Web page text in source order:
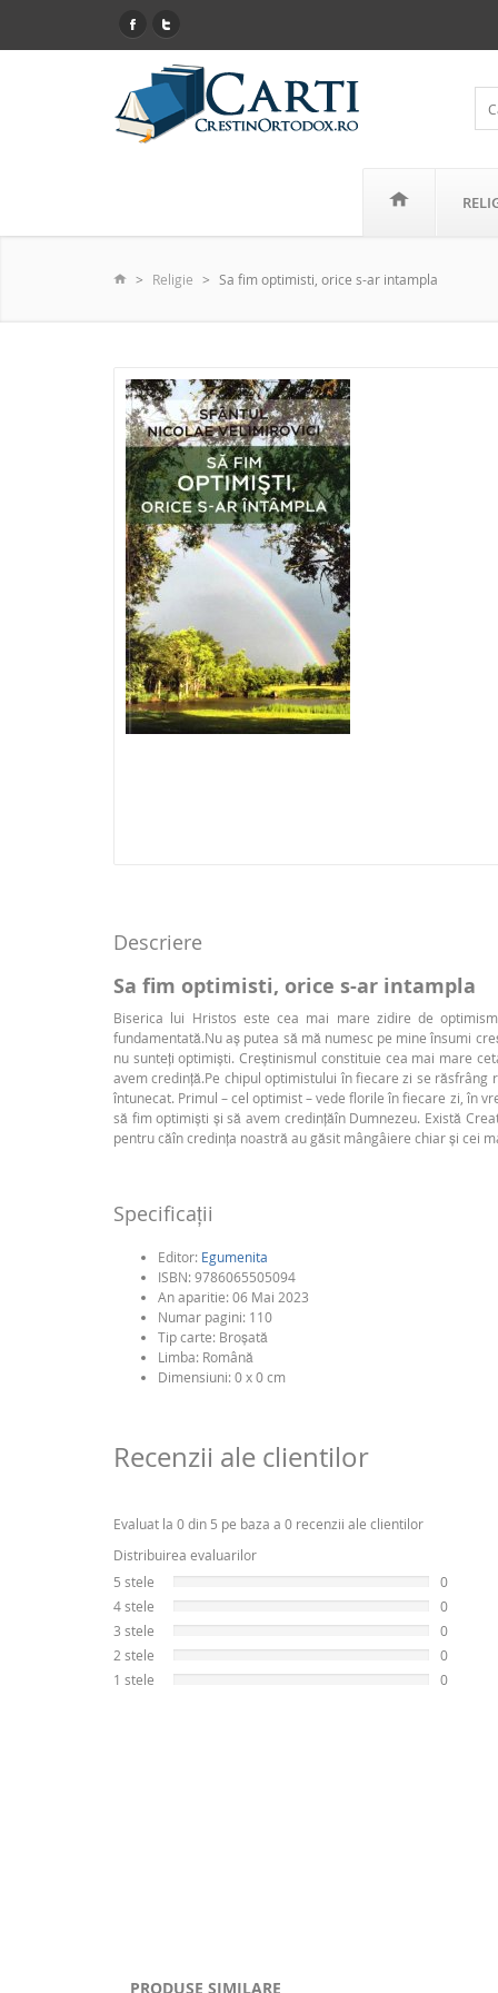
Religie Sa fim optimisti, orice s-ar intampla
Descriere
Sa fim optimisti, orice s-ar intampla
Biserica lui Hristos este cea mai mare zidire de
fundamentată.Nu aș putea să mă numesc pe mine însumi
nu sunteți optimiști. Creștinismul constituie cea mai mare
avem credință.Pe chipul optimistului în fiecare zi se
întunecat. Primul – cel optimist – vede florile în fiecare zi, în
să fim optimiști și să avem credințăîn Dumnezeu. Există
pentru căîn credința noastră au găsit mângâiere chiar și cei
Specificaţii
Editor: Egumenita
ISBN: 9786065505094
An aparitie: 06 Mai 2023
Numar pagini: 110
Tip carte: Broşată
Limba: Română
Dimensiuni: 0 x 0 cm
Recenzii ale clientilor
Evaluat la 0 din 5 pe baza a 0 recenzii ale clientilor
Distribuirea evaluarilor
5 stele
0
4 stele
0
3 stele
0
2 stele
0
1 stele
0
PRODUSE SIMILARE